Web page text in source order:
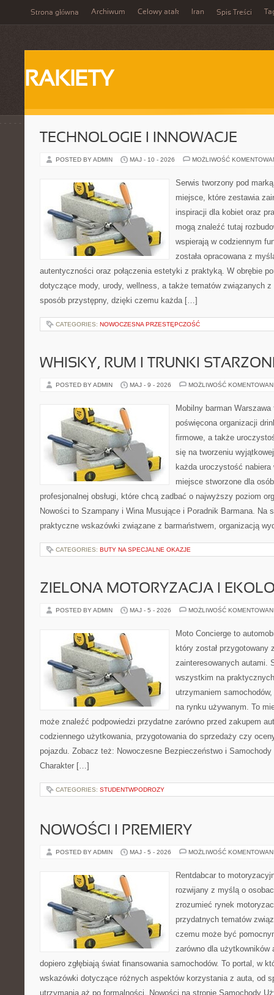
Strona główna Archiwum Celowy atak Iran Spis Treści
RAKIETY
TECHNOLOGIE I INNOWACJE
POSTED BY ADMIN MAJ - 10 - 2026 MOŻLIWOŚĆ
Serwis tworzony pod
miejsce, które zestawia
inspiracji dla kobiet oraz
mogą znaleźć tutaj
wspierają w codziennym
została opracowana z
autentyczności oraz połączenia estetyki z praktyką. W obrębie
dotyczące mody, urody, wellness, a także tematów związanych
sposób przystępny, dzięki czemu każda […]
CATEGORIES: NOWOCZESNA PRZESTĘPCZOŚĆ
WHISKY, RUM I TRUNKI
POSTED BY ADMIN MAJ - 9 - 2026 MOŻLIWOŚĆ
Mobilny barman
poświęcona organizacji
firmowe, a także
się na tworzeniu
każda uroczystość
miejsce stworzone dla
profesjonalnej obsługi, które chcą zadbać o najwyższy poziom
Nowości to Szampany i Wina Musujące i Poradnik Barmana. Na
praktyczne wskazówki związane z barmaństwem, organizacją
CATEGORIES: BUTY NA SPECJALNE OKAZJE
ZIELONA MOTORYZACJA I
POSTED BY ADMIN MAJ - 5 - 2026 MOŻLIWOŚĆ
Moto Concierge to
który został przygotowany
zainteresowanych autami.
wszystkim na
utrzymaniem
na rynku używanym. To
może znaleźć podpowiedzi przydatne zarówno przed zakupem
codziennego użytkowania, przygotowania do sprzedaży czy
pojazdu. Zobacz też: Nowoczesne Bezpieczeństwo i
Charakter […]
CATEGORIES: STUDENTWPODROZY
NOWOŚCI I PREMIERY
POSTED BY ADMIN MAJ - 5 - 2026 MOŻLIWOŚĆ
Rentdabcar to
rozwijany z myślą o
zrozumieć rynek
przydatnych tematów
czemu może być
zarówno dla
dopiero zgłębiają świat finansowania samochodów. To portal, w
wskazówki dotyczące różnych aspektów korzystania z auta, od
utrzymania aż po formalności. Nowości na stronie Samochody